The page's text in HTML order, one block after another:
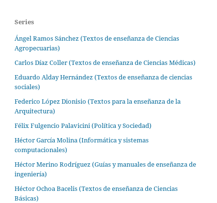
Series
Ángel Ramos Sánchez (Textos de enseñanza de Ciencias
Agropecuarias)
Carlos Díaz Coller (Textos de enseñanza de Ciencias Médicas)
Eduardo Alday Hernández (Textos de enseñanza de ciencias
sociales)
Federico López Dionisio (Textos para la enseñanza de la
Arquitectura)
Félix Fulgencio Palavicini (Política y Sociedad)
Héctor García Molina (Informática y sistemas
computacionales)
Héctor Merino Rodríguez (Guías y manuales de enseñanza de
ingeniería)
Héctor Ochoa Bacelis (Textos de enseñanza de Ciencias
Básicas)